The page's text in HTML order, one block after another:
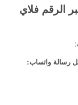
الرقم فلاي
رسالة واتساب: